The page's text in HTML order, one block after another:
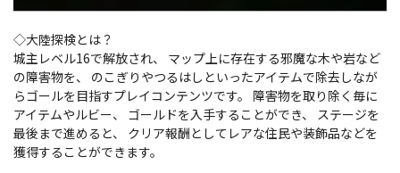
◇大陸探検とは？
城主レベル16で解放され、 マップ上に存在する邪魔な木や岩など
の障害物を、 のこぎりやつるはしといったアイテムで除去しなが
らゴールを目指すプレイコンテンツです。 障害物を取り除く毎に
アイテムやルビー、 ゴールドを入手することができ、 ステージを
最後まで進めると、 クリア報酬としてレアな住民や装飾品などを
獲得することができます。